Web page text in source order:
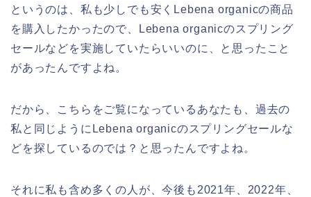
というのは、私も少しでも安くLebena organicの商品
を購入したかったので、Lebena organicのスプリング
セールなどを実施していたらいいのに、と思ったこと
があったんですよね。
だから、こちらをご覧になっているあなたも、過去の
私と同じようにLebena organicのスプリングセールな
どを探しているのでは？と思ったんですよね。
それに私も含め多くの人が、今後も2021年、2022年、